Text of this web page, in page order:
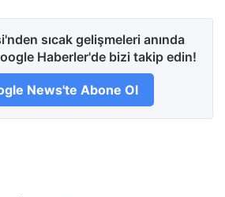
sıcak gelişmeleri anında
Haberler'de bizi takip edin!
News'te Abone Ol